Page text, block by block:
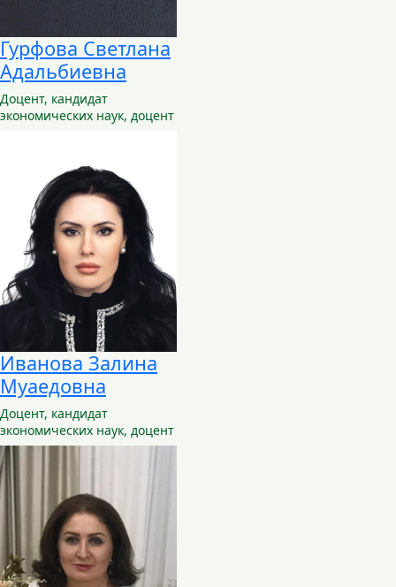
Гурфова Светлана
Адальбиевна
Доцент, кандидат
экономических наук, доцент
Иванова Залина
Муаедовна
Доцент, кандидат
экономических наук, доцент